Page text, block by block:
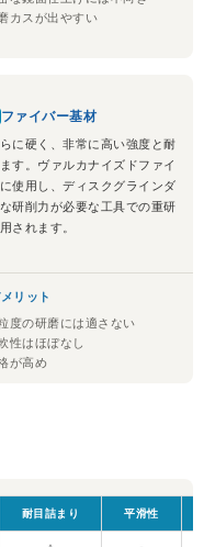
カスが出やすい
ファイバー基材
に硬く、非常に高い強度と耐
す。ヴァルカナイズドファイ
使用し、ディスクグラインダ
研削力が必要な工具での重研
されます。
リット
度の研磨には適さない
性はほぼなし
が高め
耐目詰まり 平滑性